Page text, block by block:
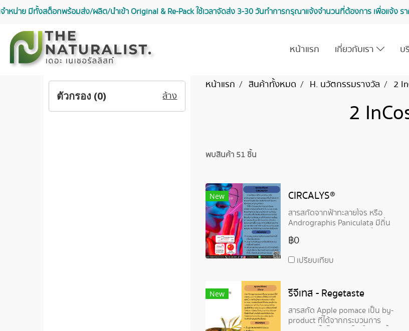
น่าย มีทั้งสต็อกพร้อมส่ง/ผลิต/นำเข้า Original & Re-Pack ใช้เวลาจัดส่ง 3-30 วันทำการ กรุณาแจ้งจำนวนที่ต้องการ เพื่อแจ้ง ร
หน้าแรก เกี่ยวกับเรา บ
หน้าแรก สินค้าทั้งหมด H. นวัตกรรมรางวัล 2
2
พบสินค้า 51 ชิ้น
New CIRCALYS®
สารสกัดจากฟ้าทะลายโจร หรือ
Andrographis Paniculata มีถิ่น
กำเนิดจากประเทศอินเดีย ซึ่งเป็น
พืชที่ช่วยกำจัดสารพิษ
฿0
เปรียบเทียบ
New รีจีเทส - Regetaste
สารสกัด Apple pomace เป็น by-
product ที่ได้จากกระบวนการ
ตัวกรอง (0) ล้าง